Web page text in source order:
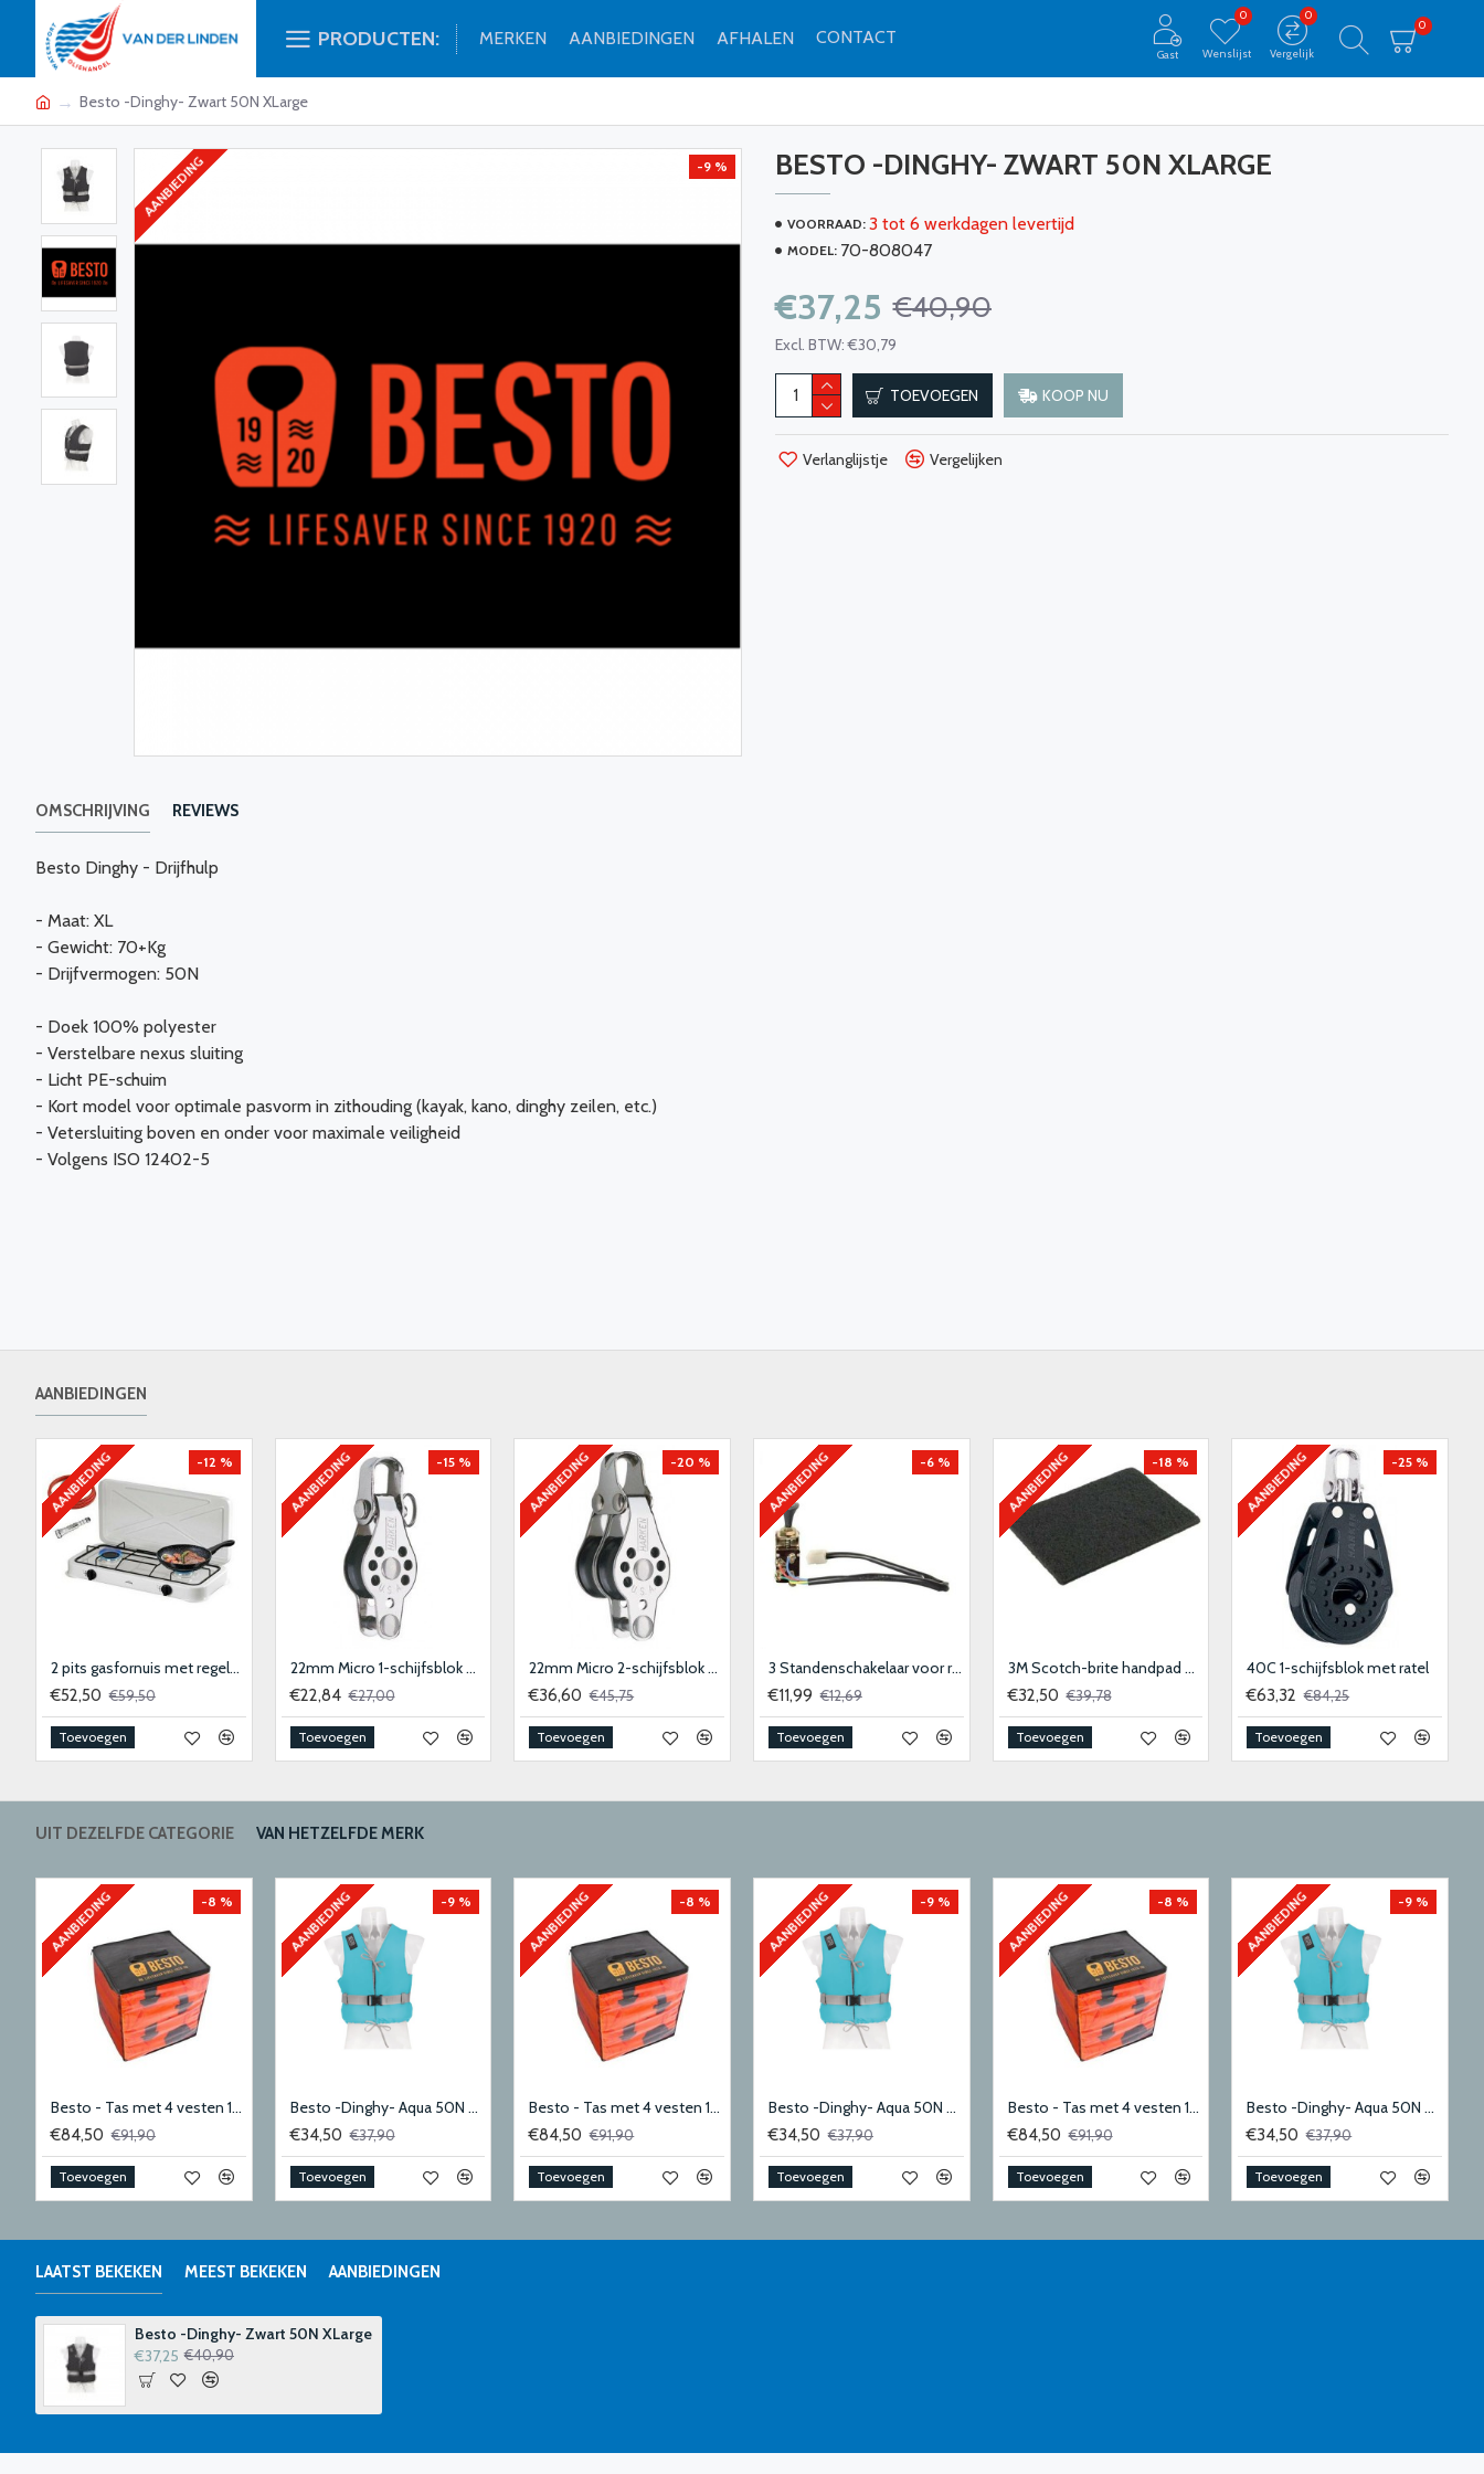
PRODUCTEN: MERKEN AANBIEDINGEN AFHALEN CONTACT
Gast Wenslijst
0
Vergelijk
0
0
Besto -Dinghy- Zwart 50N XLarge
AANBIEDING -9 % BESTO -DINGHY- ZWART 50N XLARGE
VOORRAAD: 3 tot 6 werkdagen levertijd
MODEL: 70-808047
€37,25 €40,90
Excl. BTW: €30,79
TOEVOEGEN KOOP NU
Verlanglijstje Vergelijken
OMSCHRIJVING REVIEWS
Besto Dinghy - Drijfhulp
- Maat: XL
- Gewicht: 70+Kg
- Drijfvermogen: 50N
- Doek 100% polyester
- Verstelbare nexus sluiting
- Licht PE-schuim
- Kort model voor optimale pasvorm in zithouding (kayak, kano, dinghy zeilen, etc.)
- Vetersluiting boven en onder voor maximale veiligheid
- Volgens ISO 12402-5
AANBIEDINGEN
AANBIEDING -12 %
2 pits gasfornuis met regelaar en slang
€52,50 €59,50
Toevoegen
AANBIEDING -15 %
22mm Micro 1-schijfsblok met hondsvot en sluiting
€22,84 €27,00
Toevoegen
AANBIEDING -20 %
22mm Micro 2-schijfsblok met hondsvot
€36,60 €45,75
Toevoegen
AANBIEDING -6 %
3 Standenschakelaar voor ruitenwissermotor
€11,99 €12,69
Toevoegen
AANBIEDING -18 %
3M Scotch-brite handpad 9447 - 158x224mm - medium 10stk
€32,50 €39,78
Toevoegen
AANBIEDING -25 %
40C 1-schijfsblok met ratel
€63,32 €84,25
Toevoegen
UIT DEZELFDE CATEGORIE VAN HETZELFDE MERK
AANBIEDING -8 %
Besto - Tas met 4 vesten 100N adult
€84,50 €91,90
Toevoegen
AANBIEDING -9 %
Besto -Dinghy- Aqua 50N Medium
€34,50 €37,90
Toevoegen
AANBIEDING -8 %
Besto - Tas met 4 vesten 100N adult
€84,50 €91,90
Toevoegen
AANBIEDING -9 %
Besto -Dinghy- Aqua 50N Medium
€34,50 €37,90
Toevoegen
AANBIEDING -8 %
Besto - Tas met 4 vesten 100N adult
€84,50 €91,90
Toevoegen
AANBIEDING -9 %
Besto -Dinghy- Aqua 50N Medium
€34,50 €37,90
Toevoegen
LAATST BEKEKEN MEEST BEKEKEN AANBIEDINGEN
Besto -Dinghy- Zwart 50N XLarge
€37,25 €40,90